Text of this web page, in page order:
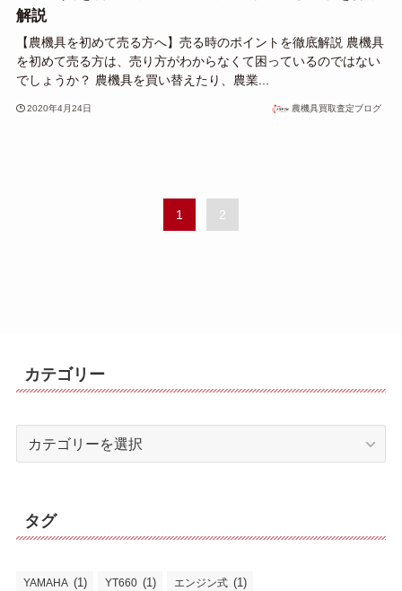
解説
【農機具を初めて売る方へ】売る時のポイントを徹底解説 農機具
を初めて売る方は、売り方がわからなくて困っているのではない
でしょうか？ 農機具を買い替えたり、農業...
2020年4月24日 農機具買取査定ブログ
1 2
カテゴリー
テ
リ
ー
タグ
YAMAHA (1) YT660 (1) エンジン式 (1)